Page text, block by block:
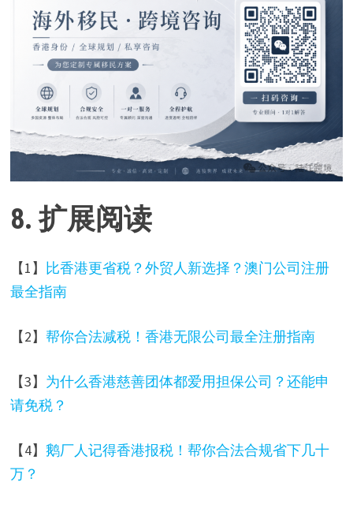
8. 扩展阅读
【1】 比香港更省税？外贸人新选择？澳门公司注册
最全指南
【2】帮你合法减税！香港无限公司最全注册指南
【3】 为什么香港慈善团体都爱用担保公司？还能申
请免税？
【4】鹅厂人记得香港报税！帮你合法合规省下几十
万？